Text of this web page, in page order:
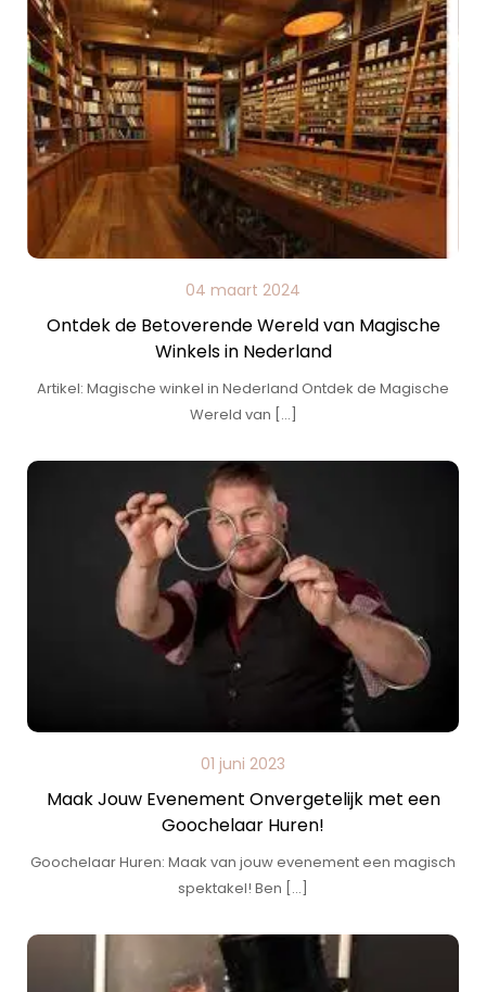
04 maart 2024
Ontdek de Betoverende Wereld van Magische
Winkels in Nederland
Artikel: Magische winkel in Nederland Ontdek de Magische
Wereld van […]
01 juni 2023
Maak Jouw Evenement Onvergetelijk met een
Goochelaar Huren!
Goochelaar Huren: Maak van jouw evenement een magisch
spektakel! Ben […]